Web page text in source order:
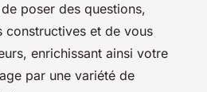
poser des questions,
constructives et de vous
enrichissant ainsi votre
par une variété de